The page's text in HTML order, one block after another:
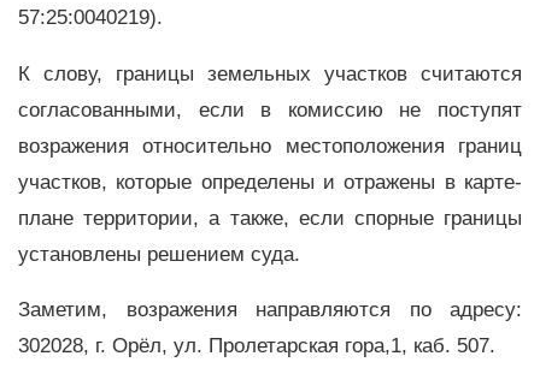
57:25:0040219).
К слову, границы земельных участков считаются
согласованными, если в комиссию не поступят
возражения относительно местоположения границ
участков, которые определены и отражены в карте-
плане территории, а также, если спорные границы
установлены решением суда.
Заметим, возражения направляются по адресу:
302028, г. Орёл, ул. Пролетарская гора,1, каб. 507.